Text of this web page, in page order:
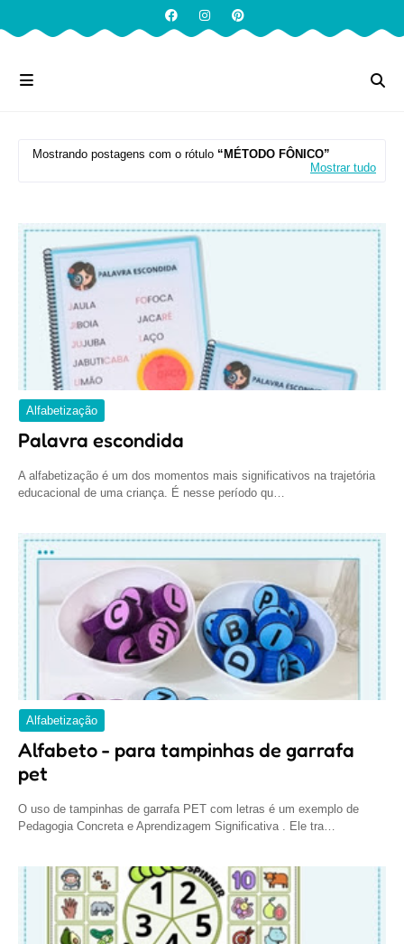
Mostrando postagens com o rótulo
MÉTODO FÔNICO
Mostrar tudo
Alfabetização
Palavra escondida
A alfabetização é um dos momentos mais significativos na trajetória
educacional de uma criança. É nesse período qu…
Alfabetização
Alfabeto - para tampinhas de garrafa
pet
O uso de tampinhas de garrafa PET com letras é um exemplo de
Pedagogia Concreta e Aprendizagem Significativa . Ele tra…